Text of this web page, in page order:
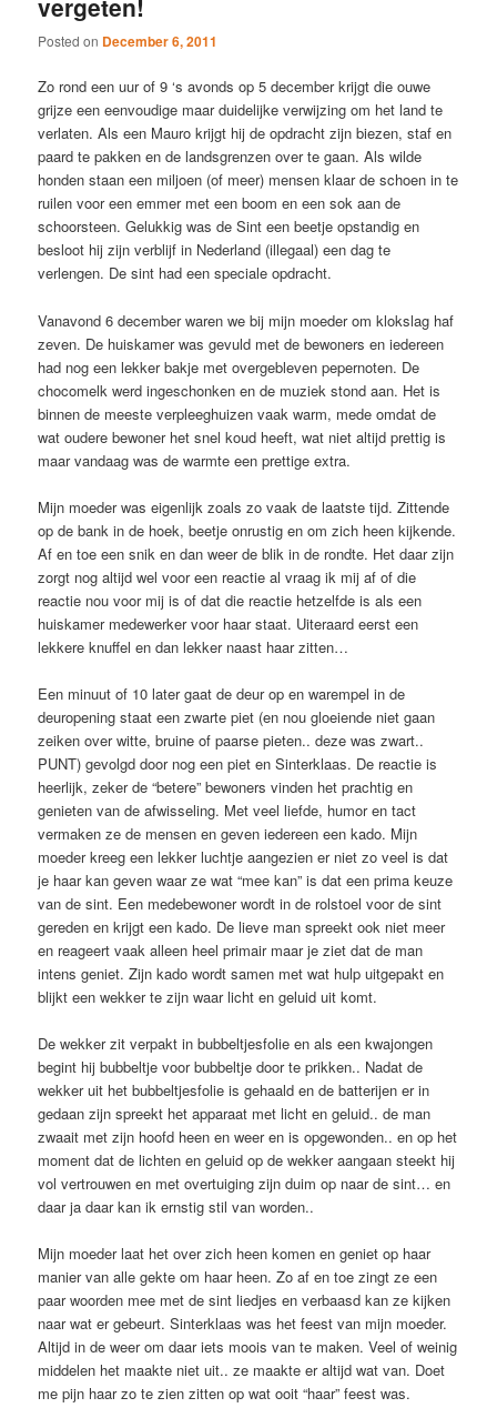
vergeten!
Posted on December 6, 2011
Zo rond een uur of 9 ‘s avonds op 5 december krijgt die ouwe
grijze een eenvoudige maar duidelijke verwijzing om het land te
verlaten. Als een Mauro krijgt hij de opdracht zijn biezen, staf en
paard te pakken en de landsgrenzen over te gaan. Als wilde
honden staan een miljoen (of meer) mensen klaar de schoen in te
ruilen voor een emmer met een boom en een sok aan de
schoorsteen. Gelukkig was de Sint een beetje opstandig en
besloot hij zijn verblijf in Nederland (illegaal) een dag te
verlengen. De sint had een speciale opdracht.
Vanavond 6 december waren we bij mijn moeder om klokslag haf
zeven. De huiskamer was gevuld met de bewoners en iedereen
had nog een lekker bakje met overgebleven pepernoten. De
chocomelk werd ingeschonken en de muziek stond aan. Het is
binnen de meeste verpleeghuizen vaak warm, mede omdat de
wat oudere bewoner het snel koud heeft, wat niet altijd prettig is
maar vandaag was de warmte een prettige extra.
Mijn moeder was eigenlijk zoals zo vaak de laatste tijd. Zittende
op de bank in de hoek, beetje onrustig en om zich heen kijkende.
Af en toe een snik en dan weer de blik in de rondte. Het daar zijn
zorgt nog altijd wel voor een reactie al vraag ik mij af of die
reactie nou voor mij is of dat die reactie hetzelfde is als een
huiskamer medewerker voor haar staat. Uiteraard eerst een
lekkere knuffel en dan lekker naast haar zitten…
Een minuut of 10 later gaat de deur op en warempel in de
deuropening staat een zwarte piet (en nou gloeiende niet gaan
zeiken over witte, bruine of paarse pieten.. deze was zwart..
PUNT) gevolgd door nog een piet en Sinterklaas. De reactie is
heerlijk, zeker de “betere” bewoners vinden het prachtig en
genieten van de afwisseling. Met veel liefde, humor en tact
vermaken ze de mensen en geven iedereen een kado. Mijn
moeder kreeg een lekker luchtje aangezien er niet zo veel is dat
je haar kan geven waar ze wat “mee kan” is dat een prima keuze
van de sint. Een medebewoner wordt in de rolstoel voor de sint
gereden en krijgt een kado. De lieve man spreekt ook niet meer
en reageert vaak alleen heel primair maar je ziet dat de man
intens geniet. Zijn kado wordt samen met wat hulp uitgepakt en
blijkt een wekker te zijn waar licht en geluid uit komt.
De wekker zit verpakt in bubbeltjesfolie en als een kwajongen
begint hij bubbeltje voor bubbeltje door te prikken.. Nadat de
wekker uit het bubbeltjesfolie is gehaald en de batterijen er in
gedaan zijn spreekt het apparaat met licht en geluid.. de man
zwaait met zijn hoofd heen en weer en is opgewonden.. en op het
moment dat de lichten en geluid op de wekker aangaan steekt hij
vol vertrouwen en met overtuiging zijn duim op naar de sint… en
daar ja daar kan ik ernstig stil van worden..
Mijn moeder laat het over zich heen komen en geniet op haar
manier van alle gekte om haar heen. Zo af en toe zingt ze een
paar woorden mee met de sint liedjes en verbaasd kan ze kijken
naar wat er gebeurt. Sinterklaas was het feest van mijn moeder.
Altijd in de weer om daar iets moois van te maken. Veel of weinig
middelen het maakte niet uit.. ze maakte er altijd wat van. Doet
me pijn haar zo te zien zitten op wat ooit “haar” feest was.